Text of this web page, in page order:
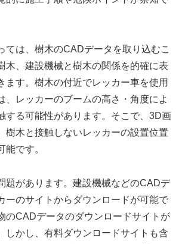
ては、樹木のCADデータを取り込むこ
木、建設機械と樹木の関係を的確に表
ます。樹木の付近でレッカー車を使用
、レッカーのブームの高さ・角度によ
する可能性があります。そこで、3D画
樹木と接触しないレッカーの設置位置
能です。
題があります。建設機械などのCADデ
ーのサイトからダウンロードが可能で
のCADデータのダウンロードサイトが
しかし、有料ダウンロードサイトも含